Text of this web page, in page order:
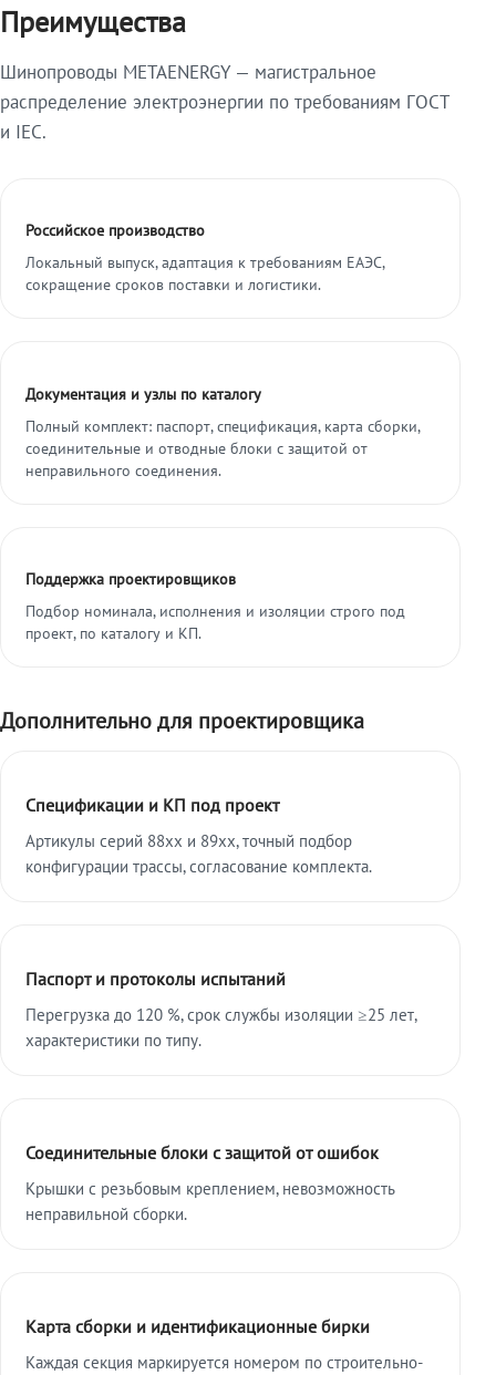
Преимущества
Шинопроводы METAENERGY — магистральное
распределение электроэнергии по требованиям ГОСТ
и IEC.
Российское производство
Локальный выпуск, адаптация к требованиям ЕАЭС,
сокращение сроков поставки и логистики.
Документация и узлы по каталогу
Полный комплект: паспорт, спецификация, карта сборки,
соединительные и отводные блоки с защитой от
неправильного соединения.
Поддержка проектировщиков
Подбор номинала, исполнения и изоляции строго под
проект, по каталогу и КП.
Дополнительно для проектировщика
Спецификации и КП под проект
Артикулы серий 88xx и 89xx, точный подбор
конфигурации трассы, согласование комплекта.
Паспорт и протоколы испытаний
Перегрузка до 120 %, срок службы изоляции ≥25 лет,
характеристики по типу.
Соединительные блоки с защитой от ошибок
Крышки с резьбовым креплением, невозможность
неправильной сборки.
Карта сборки и идентификационные бирки
Каждая секция маркируется номером по строительно-